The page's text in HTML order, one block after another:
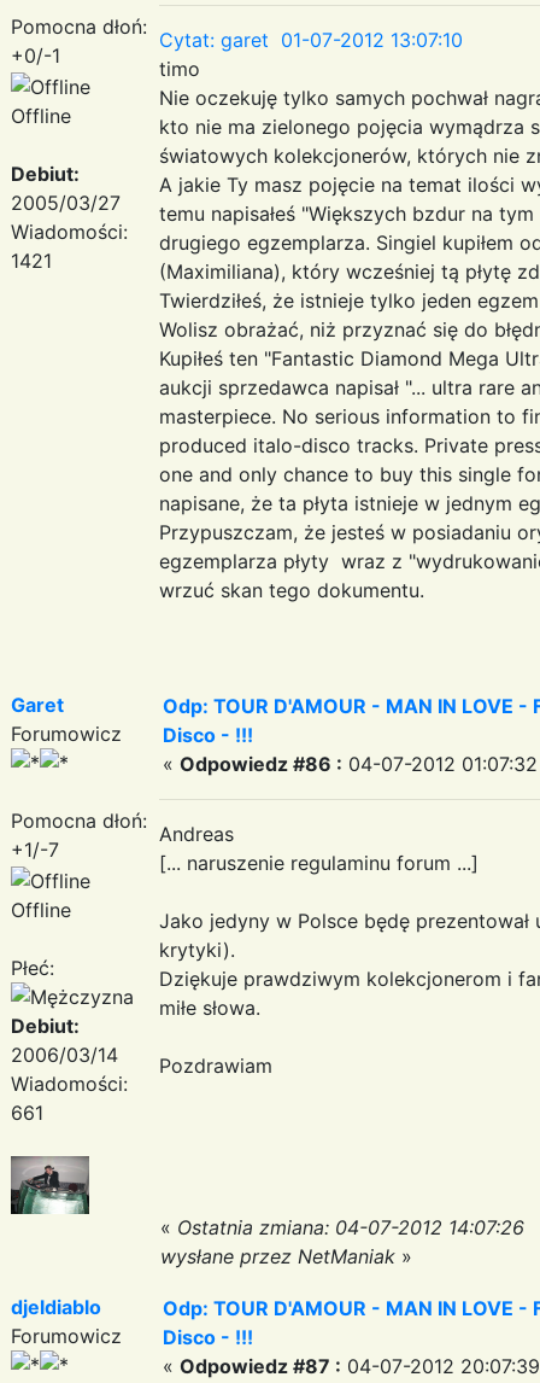
Pomocna dłoń:
+0/-1
Offline
Debiut:
2005/03/27
Wiadomości:
1421
Cytat: garet 01-07-2012 13:07:10
timo
Nie oczekuję tylko samych pochwał
kto nie ma zielonego pojęcia wymądrza
światowych kolekcjonerów, których nie
A jakie Ty masz pojęcie na temat ilości
temu napisałeś "Większych bzdur na
drugiego egzemplarza. Singiel kupiłem
(Maximiliana), który wcześniej tą płytę
Twierdziłeś, że istnieje tylko jeden
Wolisz obrażać, niż przyznać się do
Kupiłeś ten "Fantastic Diamond Mega
aukcji sprzedawca napisał "... ultra rare
masterpiece. No serious information to
produced italo-disco tracks. Private
one and only chance to buy this single
napisane, że ta płyta istnieje w jednym
Przypuszczam, że jesteś w posiadaniu
egzemplarza płyty wraz z
wrzuć skan tego dokumentu.
Garet
Forumowicz
Pomocna dłoń:
+1/-7
Offline
Płeć:
Debiut:
2006/03/14
Wiadomości:
661
Odp: TOUR D'AMOUR - MAN IN LOVE
Disco - !!!
« Odpowiedz #86 : 04-07-2012
Andreas
[... naruszenie regulaminu forum ...]
Jako jedyny w Polsce będę
krytyki).
Dziękuje prawdziwym kolekcjonerom i
miłe słowa.
Pozdrawiam
« Ostatnia zmiana: 04-07-2012 14:07:26
wysłane przez NetManiak »
djeldiablo
Forumowicz
Odp: TOUR D'AMOUR - MAN IN LOVE
Disco - !!!
« Odpowiedz #87 : 04-07-2012